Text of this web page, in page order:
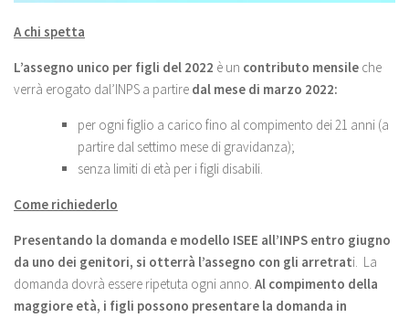
A chi spetta
L’assegno unico per figli del 2022 è un contributo mensile che
verrà erogato dal’INPS a partire dal mese di marzo 2022:
per ogni figlio a carico fino al compimento dei 21 anni (a
partire dal settimo mese di gravidanza);
senza limiti di età per i figli disabili.
Come richiederlo
Presentando la domanda e modello ISEE all’INPS entro giugno
da uno dei genitori, si otterrà l’assegno con gli arretrati. La
domanda dovrà essere ripetuta ogni anno. Al compimento della
maggiore età, i figli possono presentare la domanda in